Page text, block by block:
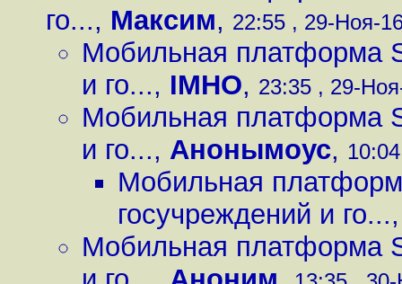
го..., Максим, 22:55 , 29-Ноя-
Мобильная платформа
и го..., IMHO, 23:35 , 29-
Мобильная платформа
и го..., Анонымоус,
Мобильная
госучреждений и го...
Мобильная платформа